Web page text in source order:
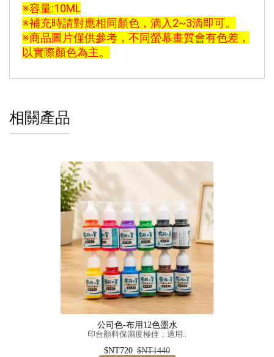
※容量:10ML
※補充時請對應相同顏色，滴入2~3滴即可。
※商品圖片僅供參考，不同螢幕畫質會有色差，
以實際顏色為主。
相關產品
公司色-布用12色墨水
印台顏料保濕度極佳，適用..
$NT720 $NT1440